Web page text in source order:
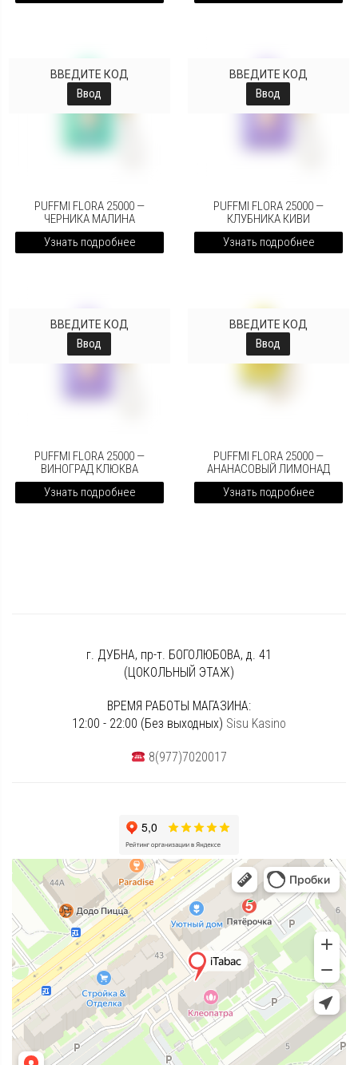
ВВЕДИТЕ КОД
Ввод
PUFFMI FLORA 25000 —
ЧЕРНИКА МАЛИНА
Узнать подробнее
ВВЕДИТЕ КОД
Ввод
PUFFMI FLORA 25000 —
КЛУБНИКА КИВИ
Узнать подробнее
ВВЕДИТЕ КОД
Ввод
PUFFMI FLORA 25000 —
ВИНОГРАД КЛЮКВА
Узнать подробнее
ВВЕДИТЕ КОД
Ввод
PUFFMI FLORA 25000 —
АНАНАСОВЫЙ ЛИМОНАД
Узнать подробнее
г. ДУБНА, пр-т. БОГОЛЮБОВА, д. 41
(ЦОКОЛЬНЫЙ ЭТАЖ)
ВРЕМЯ РАБОТЫ МАГАЗИНА:
12:00 - 22:00 (Без выходных) Sisu Kasino
8(977)7020017